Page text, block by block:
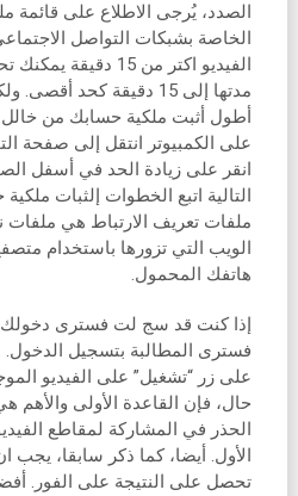
الصدد، يُرجى الاطلاع على قائمة
الفيديو اكتر من 15
مدتها إلى 15 دقيقة كحد
أطول أثبت ملكية حسابك من خالل
على الكمبيوتر انتقل إلى صفحة
انقر على زيادة الحد في أسفل
التالية اتبع الخطوات إلثبات
ملفات تعريف الارتباط هي ملفات
الويب التي تزورها باستخدام
هاتفك المحمول.
إذا كنت قد سج لت فسترى دخولك
فسترى المطالبة بتسجيل الدخول.
على زر “تشغيل” على الفيديو
حال، فإن القاعدة الأولى والأهم
الحذر في المشاركة لمقاطع
الأول. أيضا، كما ذكر سابقا، يجب
تحصل على النتيجة على الفور.